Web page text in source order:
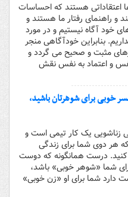
اعتقاداتی هستند که احساسات
و راهنمای رفتار ما هستند و
خود آگاه نیستیم و در مورد
بنابراین خودآگاهی منجر
مثبت و صحیح می گردد و
و اعتماد به نفس نقش
خوبی برای شوهرتان باشید،
زناشویی یک کار تیمی است و
هر دوی شما برای زندگی
درست همانگونه که دوست
شما «شوهر خوبی» باشد،
دارد شما برای او «زن خوبی»